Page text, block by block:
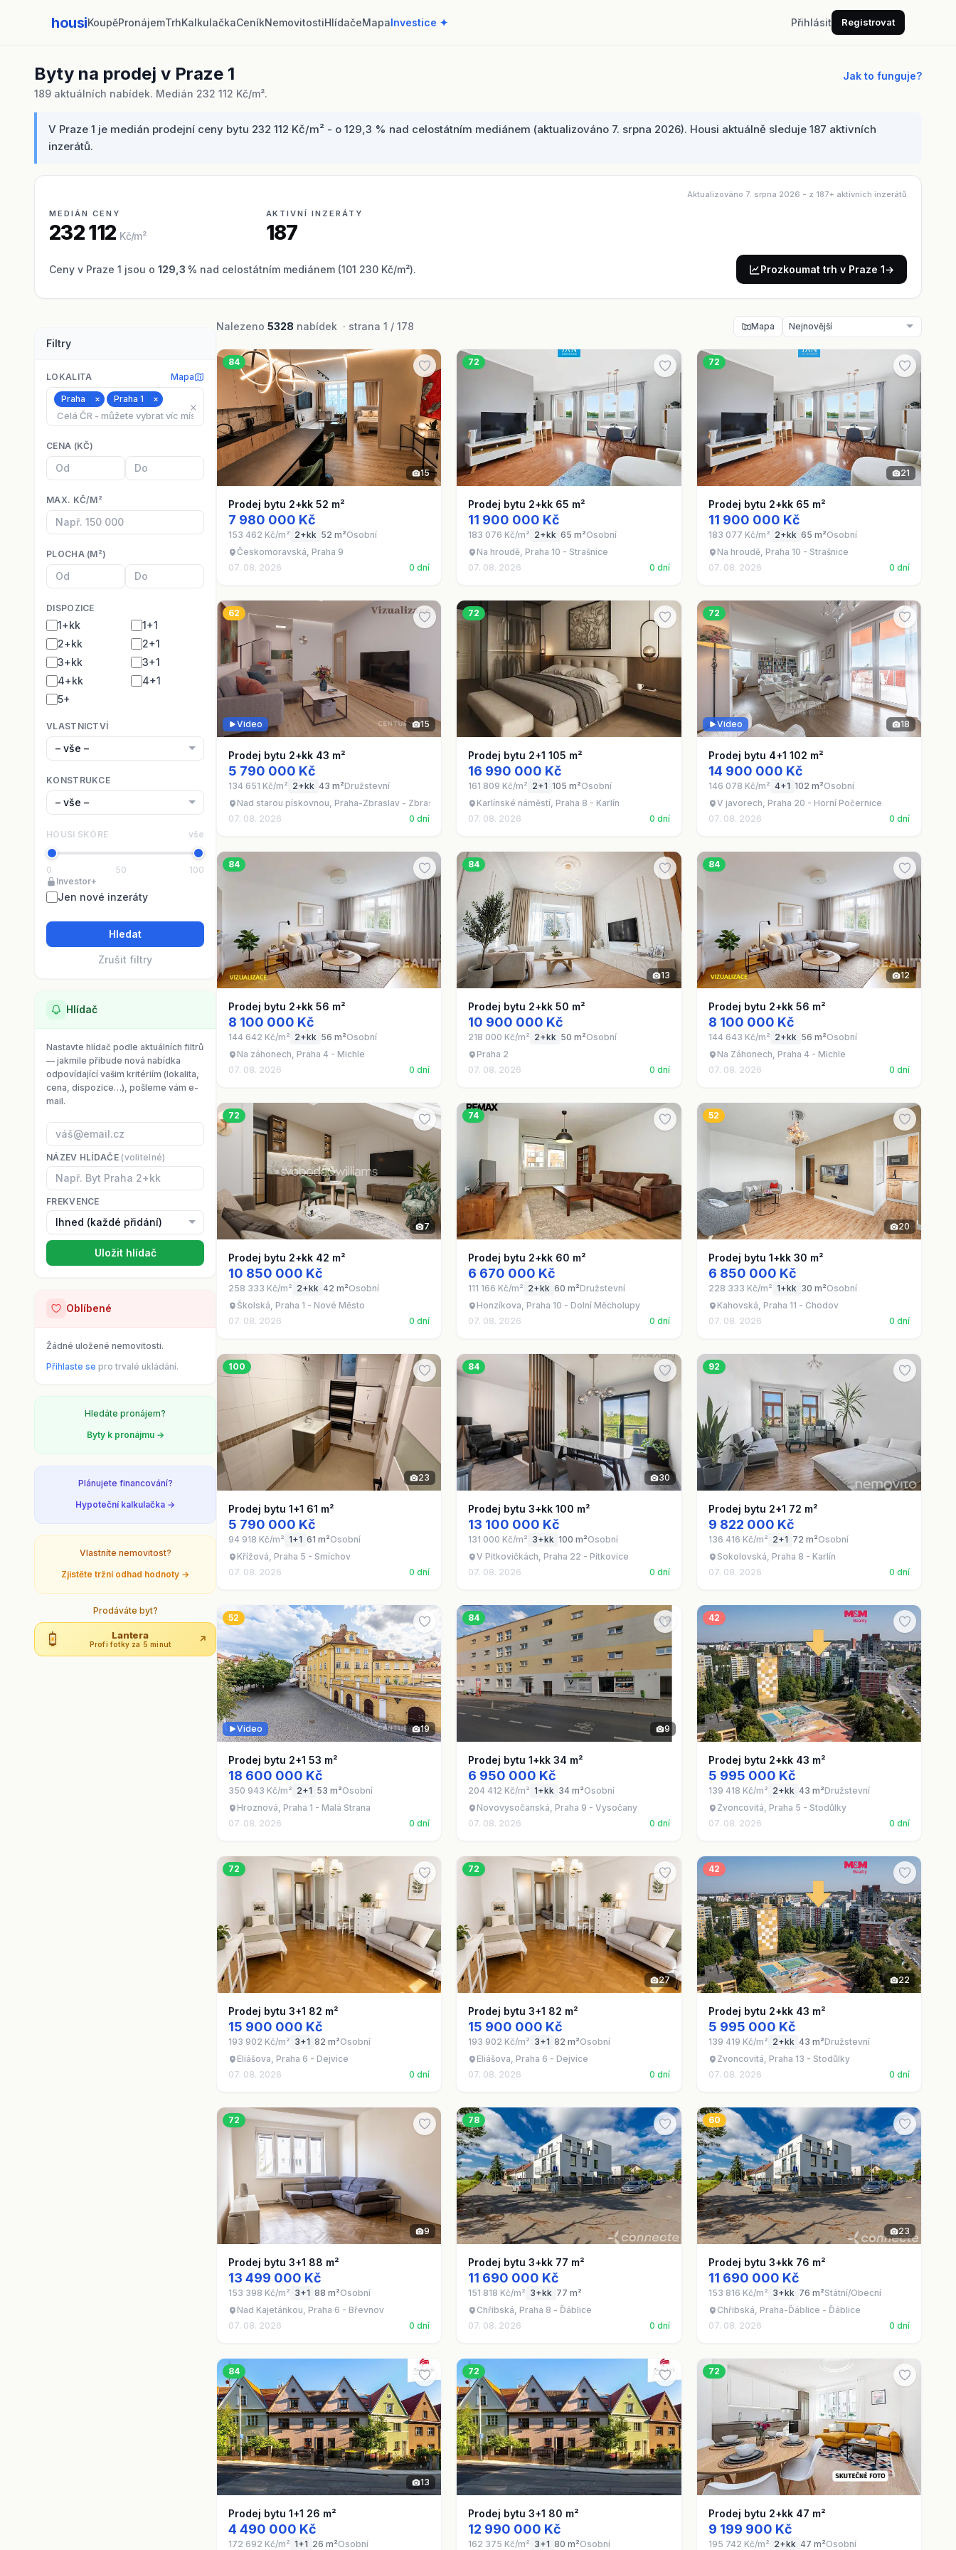
housiKoupěPronájemTrhKalkulačkaCeníkNemovitostiHlídačeMapaInvestice ✦ Přihlásit Registrovat
Byty na prodej v Praze 1
Jak to funguje?
189 aktuálních nabídek. Medián 232 112 Kč/m².
V Praze 1 je medián prodejní ceny bytu 232 112 Kč/m² - o 129,3 % nad celostátním mediánem (aktualizováno 7. srpna 2026). Housi aktuálně sleduje 187 aktivních
inzerátů.
Aktualizováno 7. srpna 2026 - z 187+ aktivních inzerátů
MEDIÁN CENY
232 112 Kč/m²
AKTIVNÍ INZERÁTY
187
Ceny v Praze 1 jsou o 129,3 % nad celostátním mediánem (101 230 Kč/m²). Prozkoumat trh v Praze 1→
Filtry
LOKALITA Mapa
Praha × Praha 1 ×
⨯
CENA (KČ)
MAX. KČ/M²
PLOCHA (M²)
DISPOZICE
1+kk
1+1
2+kk
2+1
3+kk
3+1
4+kk
4+1
5+
VLASTNICTVÍ
KONSTRUKCE
HOUSI SKÓRE vše
0 50
100
Investor+
Jen nové inzeráty
Hledat
Zrušit filtry
Hlídač
Nastavte hlídač podle aktuálních filtrů
— jakmile přibude nová nabídka
odpovídající vašim kritériím (lokalita,
cena, dispozice…), pošleme vám e-
mail.
NÁZEV HLÍDAČE (volitelné)
FREKVENCE
Uložit hlídač
Oblíbené
Žádné uložené nemovitosti.
Přihlaste se pro trvalé ukládání.
Hledáte pronájem?
Byty k pronájmu →
Plánujete financování?
Hypoteční kalkulačka →
Vlastníte nemovitost?
Zjistěte tržní odhad hodnoty →
Prodáváte byt?
Lantera
Profi fotky za 5 minut ↗
Nalezeno 5328 nabídek · strana 1 / 178 Mapa
84
15
Prodej bytu 2+kk 52 m²
7 980 000 Kč
153 462 Kč/m² 2+kk 52 m²Osobní
Českomoravská, Praha 9
07. 08. 2026
0 dní
72
Prodej bytu 2+kk 65 m²
11 900 000 Kč
183 076 Kč/m² 2+kk 65 m²Osobní
Na hroudě, Praha 10 - Strašnice
07. 08. 2026
0 dní
72
21
Prodej bytu 2+kk 65 m²
11 900 000 Kč
183 077 Kč/m² 2+kk 65 m²Osobní
Na hroudě, Praha 10 - Strašnice
07. 08. 2026
0 dní
62
15
Video
Prodej bytu 2+kk 43 m²
5 790 000 Kč
134 651 Kč/m² 2+kk 43 m²Družstevní
Nad starou pískovnou, Praha-Zbraslav - Zbraslav
07. 08. 2026
0 dní
72
Prodej bytu 2+1 105 m²
16 990 000 Kč
161 809 Kč/m² 2+1 105 m²Osobní
Karlínské náměstí, Praha 8 - Karlín
07. 08. 2026
0 dní
72
18
Video
Prodej bytu 4+1 102 m²
14 900 000 Kč
146 078 Kč/m² 4+1 102 m²Osobní
V javorech, Praha 20 - Horní Počernice
07. 08. 2026
0 dní
84
Prodej bytu 2+kk 56 m²
8 100 000 Kč
144 642 Kč/m² 2+kk 56 m²Osobní
Na záhonech, Praha 4 - Michle
07. 08. 2026
0 dní
84
13
Prodej bytu 2+kk 50 m²
10 900 000 Kč
218 000 Kč/m² 2+kk 50 m²Osobní
Praha 2
07. 08. 2026
0 dní
84
12
Prodej bytu 2+kk 56 m²
8 100 000 Kč
144 643 Kč/m² 2+kk 56 m²Osobní
Na Záhonech, Praha 4 - Michle
07. 08. 2026
0 dní
72
7
Prodej bytu 2+kk 42 m²
10 850 000 Kč
258 333 Kč/m² 2+kk 42 m²Osobní
Školská, Praha 1 - Nové Město
07. 08. 2026
0 dní
74
Prodej bytu 2+kk 60 m²
6 670 000 Kč
111 166 Kč/m² 2+kk 60 m²Družstevní
Honzíkova, Praha 10 - Dolní Měcholupy
07. 08. 2026
0 dní
52
20
Prodej bytu 1+kk 30 m²
6 850 000 Kč
228 333 Kč/m² 1+kk 30 m²Osobní
Kahovská, Praha 11 - Chodov
07. 08. 2026
0 dní
100
23
Prodej bytu 1+1 61 m²
5 790 000 Kč
94 918 Kč/m² 1+1 61 m²Osobní
Křížová, Praha 5 - Smíchov
07. 08. 2026
0 dní
84
30
Prodej bytu 3+kk 100 m²
13 100 000 Kč
131 000 Kč/m² 3+kk 100 m²Osobní
V Pitkovičkách, Praha 22 - Pitkovice
07. 08. 2026
0 dní
92
Prodej bytu 2+1 72 m²
9 822 000 Kč
136 416 Kč/m² 2+1 72 m²Osobní
Sokolovská, Praha 8 - Karlín
07. 08. 2026
0 dní
52
19
Video
Prodej bytu 2+1 53 m²
18 600 000 Kč
350 943 Kč/m² 2+1 53 m²Osobní
Hroznová, Praha 1 - Malá Strana
07. 08. 2026
0 dní
84
9
Prodej bytu 1+kk 34 m²
6 950 000 Kč
204 412 Kč/m² 1+kk 34 m²Osobní
Novovysočanská, Praha 9 - Vysočany
07. 08. 2026
0 dní
42
Prodej bytu 2+kk 43 m²
5 995 000 Kč
139 418 Kč/m² 2+kk 43 m²Družstevní
Zvoncovitá, Praha 5 - Stodůlky
07. 08. 2026
0 dní
72
Prodej bytu 3+1 82 m²
15 900 000 Kč
193 902 Kč/m² 3+1 82 m²Osobní
Eliášova, Praha 6 - Dejvice
07. 08. 2026
0 dní
72
27
Prodej bytu 3+1 82 m²
15 900 000 Kč
193 902 Kč/m² 3+1 82 m²Osobní
Eliášova, Praha 6 - Dejvice
07. 08. 2026
0 dní
42
22
Prodej bytu 2+kk 43 m²
5 995 000 Kč
139 419 Kč/m² 2+kk 43 m²Družstevní
Zvoncovitá, Praha 13 - Stodůlky
07. 08. 2026
0 dní
72
9
Prodej bytu 3+1 88 m²
13 499 000 Kč
153 398 Kč/m² 3+1 88 m²Osobní
Nad Kajetánkou, Praha 6 - Břevnov
07. 08. 2026
0 dní
78
Prodej bytu 3+kk 77 m²
11 690 000 Kč
151 818 Kč/m² 3+kk 77 m²
Chřibská, Praha 8 - Ďáblice
07. 08. 2026
0 dní
60
23
Prodej bytu 3+kk 76 m²
11 690 000 Kč
153 816 Kč/m² 3+kk 76 m²Státní/Obecní
Chřibská, Praha-Ďáblice - Ďáblice
07. 08. 2026
0 dní
84
13
Prodej bytu 1+1 26 m²
4 490 000 Kč
172 692 Kč/m² 1+1 26 m²Osobní
72
Prodej bytu 3+1 80 m²
12 990 000 Kč
162 375 Kč/m² 3+1 80 m²Osobní
72
Prodej bytu 2+kk 47 m²
9 199 900 Kč
195 742 Kč/m² 2+kk 47 m²Osobní